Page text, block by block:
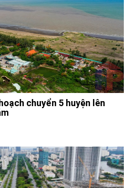
chuyển 5 huyện lên